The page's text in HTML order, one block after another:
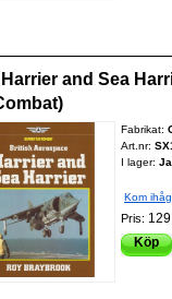
and Sea
Fabrikat:
Art.nr:
I lager: Ja
Kom ihåg
Pris:
Köp